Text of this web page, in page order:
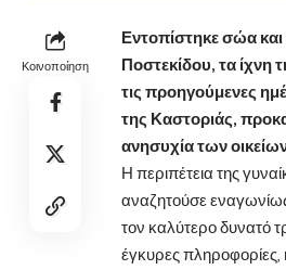
Κοινοποίηση
Εντοπίστηκε σώα
Ποστεκίδου, τα ίχνη
τις προηγούμενες
της Καστοριάς,
ανησυχία των
Η περιπέτεια της
αναζητούσε
τον καλύτερο δυνατό
έγκυρες πληροφορίες,